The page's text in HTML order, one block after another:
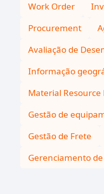
Work Order
Procurement
Avaliação de
Informação
Material Resource
Gestão de
Gestão de Frete
Gerenciamento